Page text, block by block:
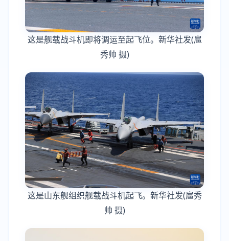
这是舰载战斗机即将调运至起飞位。新华社发(扈
秀帅 摄)
这是山东舰组织舰载战斗机起飞。新华社发(扈秀
帅 摄)